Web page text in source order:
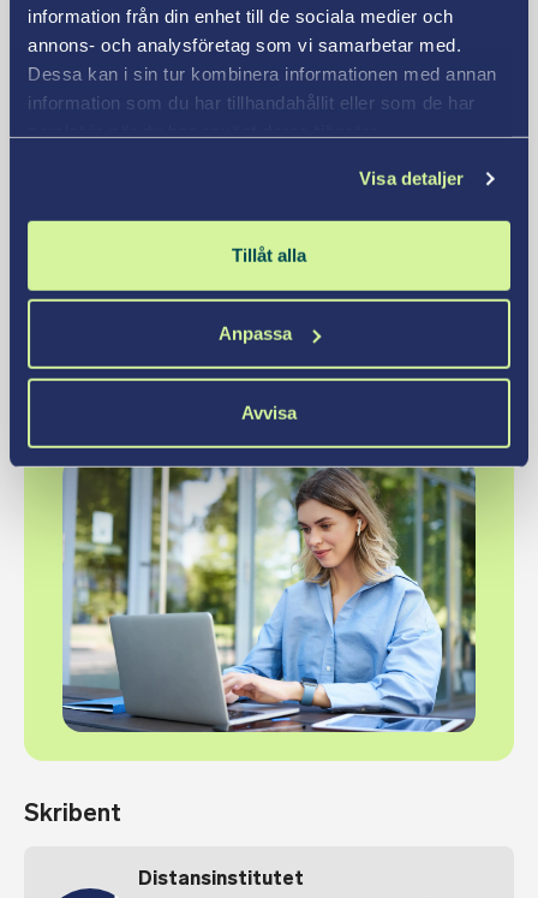
information från din enhet till de sociala medier och
annons- och analysföretag som vi samarbetar med.
Dessa kan i sin tur kombinera informationen med annan
information som du har tillhandahållit eller som de har
Visa detaljer
Tillåt alla
Anpassa
Avvisa
webbplats.
Vill du byta karriär eller förbättra
klassrummet på universitetet för att få ett bra
jobb. Om du vet vad du vill arbeta med, är en kort
distansutbildning det som passar dig bäst!
Våra distansutbildningar
Möt våra studenter
Skribent
Distansinstitutet